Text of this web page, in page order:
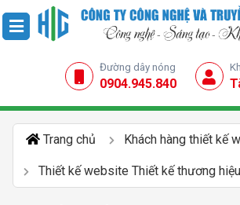
Đường dây nóng
0904.945.840
Trang chủ Khách hàng thiết kế
Thiết kế website Thiết kế thương